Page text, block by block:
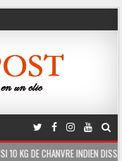
DANS LE COFFRE